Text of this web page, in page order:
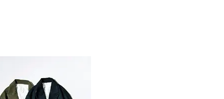
Knower Mag現役メンズバイヤーが伝えるオシャレになる
も話題に。年間の被服費は1000万円超！ （Xアカウン